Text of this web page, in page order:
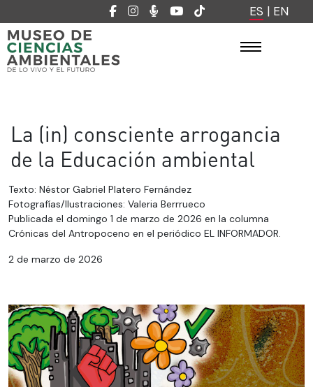
ES | EN
La (in) consciente arrogancia
de la Educación ambiental
Texto: Néstor Gabriel Platero Fernández
Fotografías/Ilustraciones: Valeria Berrrueco
Publicada el domingo 1 de marzo de 2026 en la columna
Crónicas del Antropoceno en el periódico EL INFORMADOR.
2 de marzo de 2026